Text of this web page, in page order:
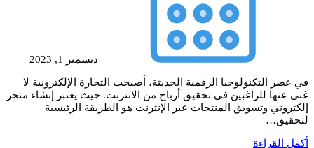
ديسمبر 1, 2023
في عصر التكنولوجيا الرقمية الحديثة، أصبحت التجارة الإلكترونية لا
غنى عنها للراغبين في تحقيق أرباح من الانترنت. حيث يعتبر إنشاء متجر
إلكتروني وتسويق المنتجات عبر الإنترنت هو الطريقة الرئيسية
لتحقيق…
أكمل القراءة